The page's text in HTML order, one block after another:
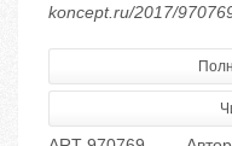
koncept.ru/2017/